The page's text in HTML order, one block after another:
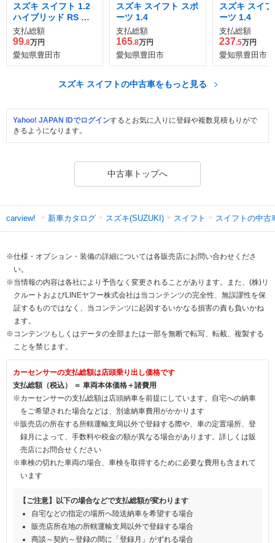
スズキ スイフト 1.2
ハイブリッド RS セ
ーフティパッケージ
装着車
支払総額
99.8万円
愛知県豊田市
スズキ スイフト スポ
ーツ 1.4
支払総額
165.8万円
愛知県豊田市
スズキ スイ
ーツ 1.4
支払総額
237.5万円
愛知県豊田市
スズキ スイフトの中古車をもっと見る
Yahoo! JAPAN IDでログインするとお気に入りに登録や複数見積もりがで
きるようになります。
中古車トップへ
carview! 新車カタログ スズキ(SUZUKI) スイフト スイフトの中古
※仕様・オプション・装備の詳細については各販売店にお問い合わせくださ
い。
※当情報の内容は各社により予告なく変更されることがあります。また、(株)リ
クルートおよびLINEヤフー株式会社は当コンテンツの完全性、無誤謬性を保
証するものではなく、当コンテンツに起因するいかなる損害の責も負いかね
ます。
※コンテンツもしくはデータの全部または一部を無断で転写、転載、複製する
ことを禁じます。
カーセンサーの支払総額は店頭乗り出し価格です
支払総額（税込） ＝ 車両本体価格＋諸費用
※カーセンサーの支払総額は店頭納車を前提にしています。自宅への納車
をご希望された場合などは、別途納車費用がかかります
※販売店の所在する所轄運輸支局以外で登録する際や、車の定置場所、登
録月によって、手数料や税金の額が異なる場合があります。詳しくは販
売店にお問合せください
※車検の切れた車両の場合、車検を取得するために必要な費用も含まれて
います
【ご注意】以下の場合などで支払総額が変わります
自宅などの指定の場所へ陸送納車を希望する場合
販売店所在地の所轄運輸支局以外で登録する場合
商談～契約～登録の間に「登録月」がずれる場合